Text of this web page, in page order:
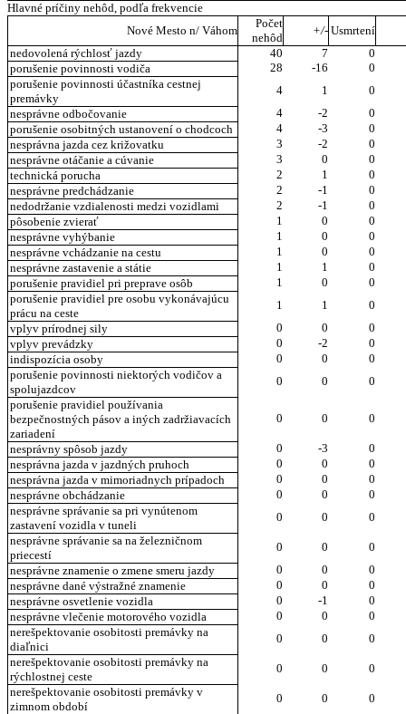
Hlavné príčiny nehôd, podľa frekvencie
Nové Mesto n/ Váhom
Počet
nehôd
+/- Usmrtení
nedovolená rýchlosť jazdy
40 7
0
porušenie povinnosti vodiča
28 -16
0
porušenie povinnosti účastníka cestnej
premávky
4 1
0
nesprávne odbočovanie
4 -2
0
porušenie osobitných ustanovení o chodcoch
4 -3
0
nesprávna jazda cez križovatku
3 -2
0
nesprávne otáčanie a cúvanie
3 0
0
technická porucha
2 1
0
nesprávne predchádzanie
2 -1
0
nedodržanie vzdialenosti medzi vozidlami
2 -1
0
pôsobenie zvierať
1 0
0
nesprávne vyhýbanie
1 0
0
nesprávne vchádzanie na cestu
1 0
0
nesprávne zastavenie a státie
1 1
0
porušenie pravidiel pri preprave osôb
1 0
0
porušenie pravidiel pre osobu vykonávajúcu
prácu na ceste
1 1
0
vplyv prírodnej sily
0 0
0
vplyv prevádzky
0 -2
0
indispozícia osoby
0 0
0
porušenie povinnosti niektorých vodičov a
spolujazdcov
0 0
0
porušenie pravidiel používania
bezpečnostných pásov a iných zadržiavacích
zariadení
0 0 0
nesprávny spôsob jazdy 0 -3
0
nesprávna jazda v jazdných pruhoch
0 0
0
nesprávna jazda v mimoriadnych prípadoch
0 0
0
nesprávne obchádzanie
0 0
0
nesprávne správanie sa pri vynútenom
zastavení vozidla v tuneli
0 0
0
nesprávne správanie sa na železničnom
priecestí
0 0
0
nesprávne znamenie o zmene smeru jazdy
0 0
0
nesprávne dané výstražné znamenie
0 0
0
nesprávne osvetlenie vozidla
0 -1
0
nesprávne vlečenie motorového vozidla
0 0
0
nerešpektovanie osobitosti premávky na
diaľnici
0 0
0
nerešpektovanie osobitosti premávky na
rýchlostnej ceste
0 0
0
nerešpektovanie osobitosti premávky v
zimnom období
0 0
0